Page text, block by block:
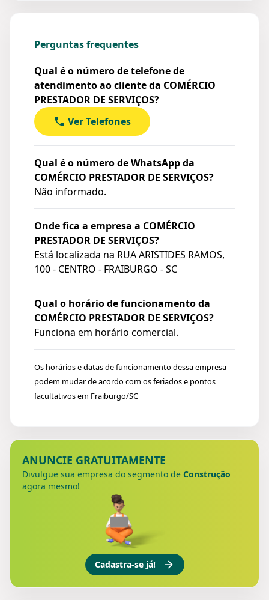
Perguntas frequentes
Qual é o número de telefone de
atendimento ao cliente da COMÉRCIO
PRESTADOR DE SERVIÇOS?
Ver Telefones
Qual é o número de WhatsApp da
COMÉRCIO PRESTADOR DE SERVIÇOS?
Não informado.
Onde fica a empresa a COMÉRCIO
PRESTADOR DE SERVIÇOS?
Está localizada na RUA ARISTIDES RAMOS,
100 - CENTRO - FRAIBURGO - SC
Qual o horário de funcionamento da
COMÉRCIO PRESTADOR DE SERVIÇOS?
Funciona em horário comercial.
Os horários e datas de funcionamento dessa empresa
podem mudar de acordo com os feriados e pontos
facultativos em Fraiburgo/SC
ANUNCIE GRATUITAMENTE
Divulgue sua empresa do segmento de Construção
agora mesmo!
Cadastra-se já!